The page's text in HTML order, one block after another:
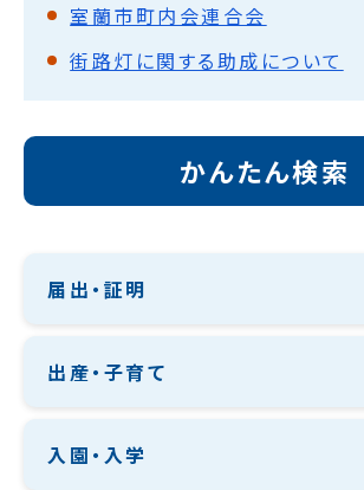
室蘭市町内会連合会
街路灯に関する助成について
かんたん検索
届出・証明
出産・子育て
入園・入学